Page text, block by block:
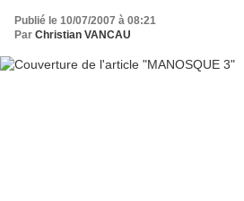
Publié le 10/07/2007 à 08:21
Par Christian VANCAU